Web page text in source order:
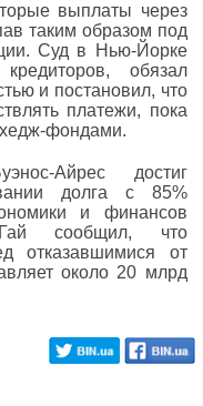
выплаты через
таким образом под
Суд в Нью-Йорке
обязал
и постановил, что
платежи, пока
хедж-фондами.
Айрес достиг
долга с 85%
и финансов
сообщил, что
отказавшимися от
около 20 млрд